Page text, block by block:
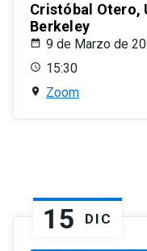
Cristóbal Otero,
Berkeley
9 de Marzo de
15:30
Zoom
15 DIC